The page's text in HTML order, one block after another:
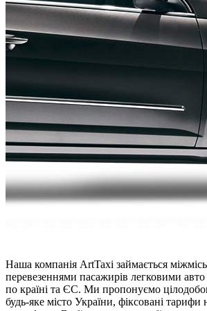
Наша компанія ArtTaxi займається
перевезеннями пасажирів легковими авто
по країні та ЄС. Ми пропонуємо
будь-яке місто України, фіксовані тарифи